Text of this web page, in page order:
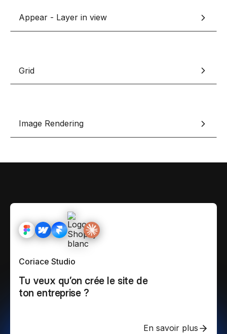
Scripts Webflow
Ressources & actualités
L'histoire de Coriace
Appear - Layer in view
Grid
Image Rendering
Coriace Studio
Tu veux qu’on crée le site de
ton entreprise ?
En savoir plus